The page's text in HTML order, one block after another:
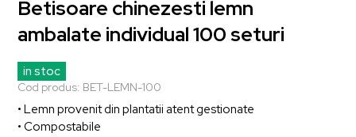
Betisoare chinezesti lemn
ambalate individual 100 seturi
in stoc
Cod produs: BET-LEMN-100
• Lemn provenit din plantatii atent gestionate
• Compostabile